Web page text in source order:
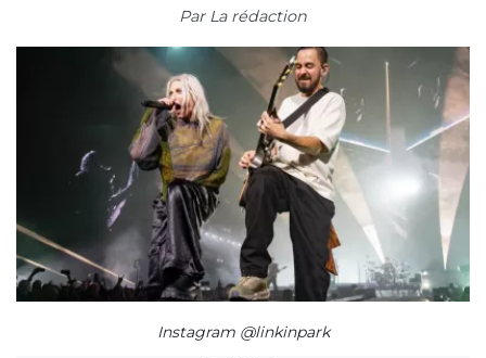
Par La rédaction
Instagram @linkinpark